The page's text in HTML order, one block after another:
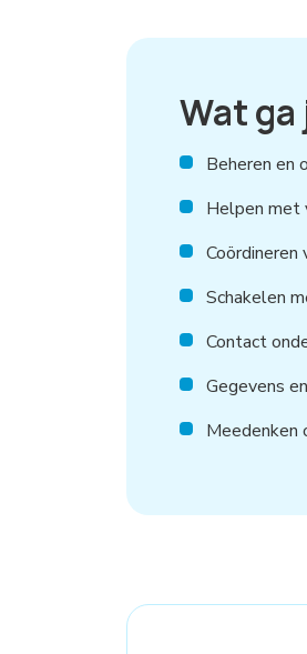
Wat ga
Beheren en
Helpen met
Coördineren
Schakelen
Contact
Gegevens
Meedenken